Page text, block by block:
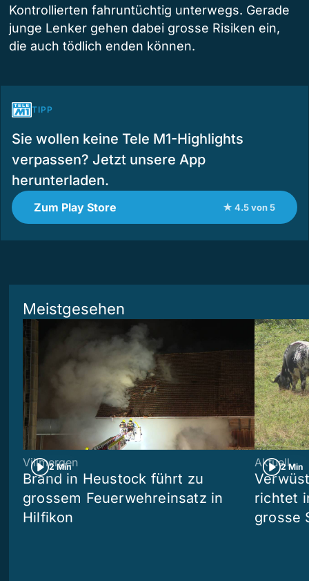
Kontrollierten fahruntüchtig unterwegs. Gerade
junge Lenker gehen dabei grosse Risiken ein,
die auch tödlich enden können.
TIPP
Sie wollen keine Tele M1-Highlights
verpassen? Jetzt unsere App
herunterladen.
Zum Play Store ★ 4.5 von 5
Meistgesehen
2 Min
Villmergen
Brand in Heustock führt zu
grossem Feuerwehreinsatz in
Hilfikon
2 Min
Aktuell
richtet
grosse